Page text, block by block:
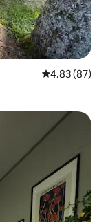
평점 4.83점(5
4.83 (87)